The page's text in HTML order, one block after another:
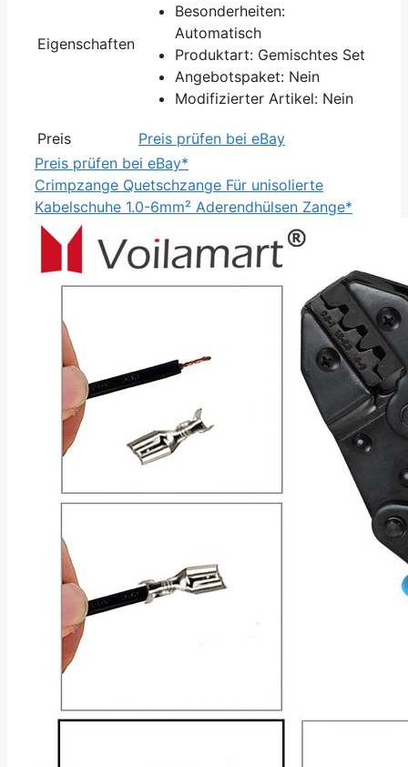
Eigenschaften
Besonderheiten:
Automatisch
Produktart: Gemischtes Set
Angebotspaket: Nein
Modifizierter Artikel: Nein
Preis
Preis prüfen bei eBay
Preis prüfen bei eBay*
Crimpzange Quetschzange Für unisolierte
Kabelschuhe 1.0-6mm² Aderendhülsen Zange*